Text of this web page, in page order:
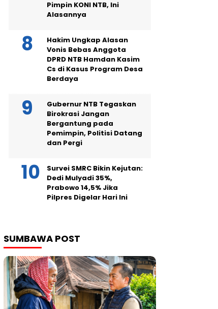
Pimpin KONI NTB, Ini
Alasannya
Hakim Ungkap Alasan
Vonis Bebas Anggota
DPRD NTB Hamdan Kasim
Cs di Kasus Program Desa
Berdaya
Gubernur NTB Tegaskan
Birokrasi Jangan
Bergantung pada
Pemimpin, Politisi Datang
dan Pergi
Survei SMRC Bikin Kejutan:
Dedi Mulyadi 35%,
Prabowo 14,5% Jika
Pilpres Digelar Hari Ini
SUMBAWA POST